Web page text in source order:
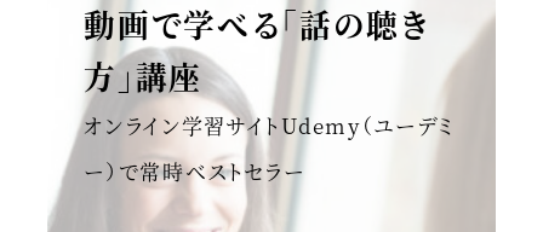
動画で学べる「話の聴き
方」講座
オンライン学習サイトUdemy（ユーデミ
ー）で常時ベストセラー